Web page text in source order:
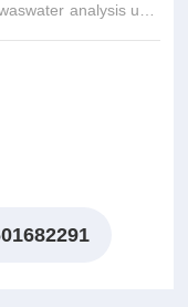
analysis usin
recovers total sol